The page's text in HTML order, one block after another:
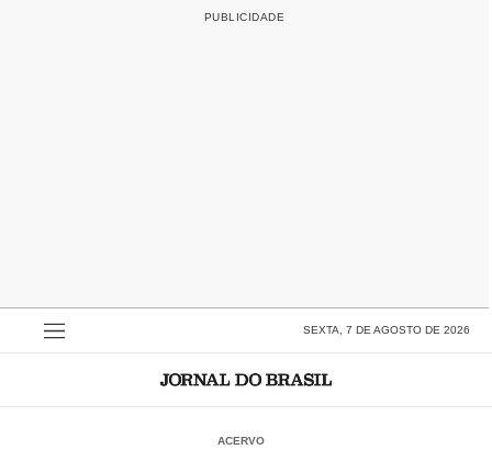
SEXTA, 7 DE AGOSTO DE 2026
ACERVO